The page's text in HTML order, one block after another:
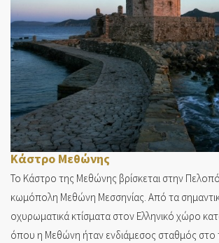
Κάστρο Μεθώνης
Το Κάστρο της Μεθώνης βρίσκεται στην
κωμόπολη Μεθώνη Μεσσηνίας. Από τα
οχυρωματικά κτίσματα στον Ελληνικό χώρο
όπου η Μεθώνη ήταν ενδιάμεσος σταθμός στο